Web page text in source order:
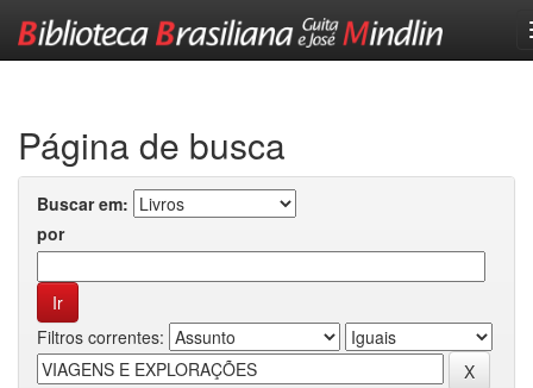
Página de busca
Buscar em:
por
Filtros correntes: